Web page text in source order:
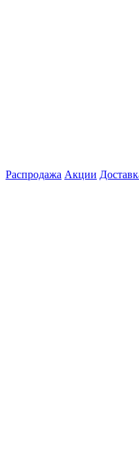
Распродажа Акции